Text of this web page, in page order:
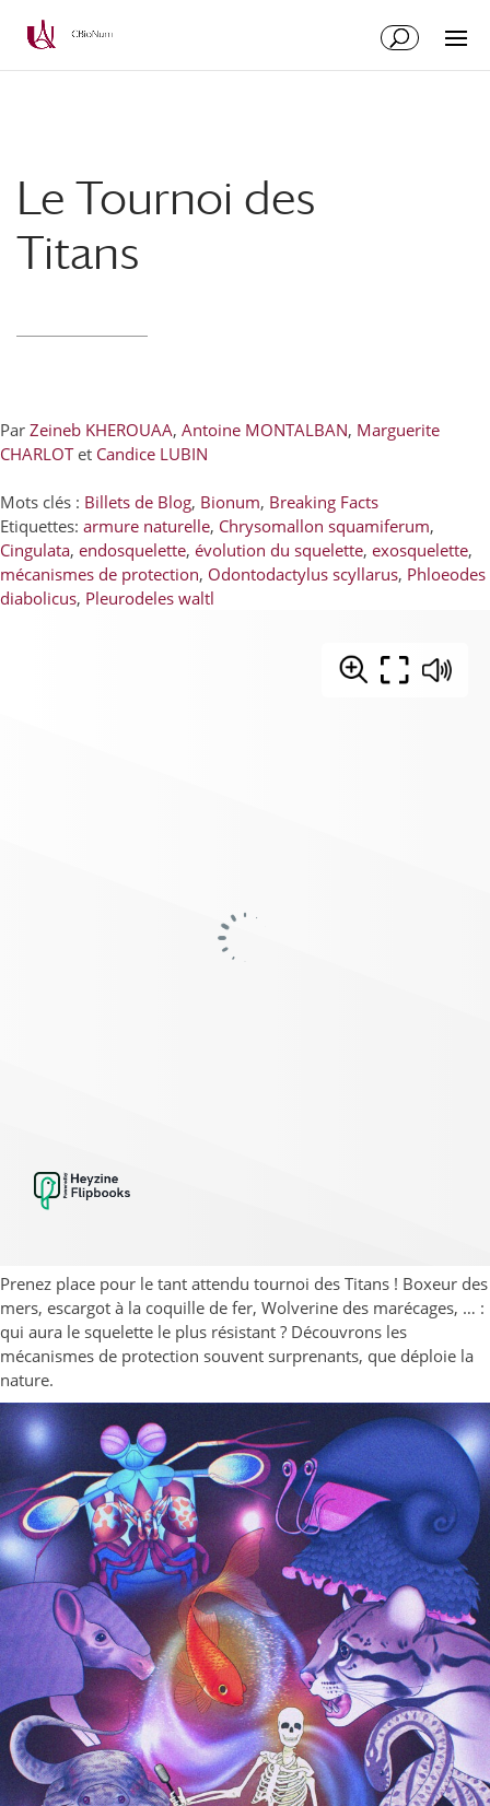
Le Tournoi des
Titans
Par Zeineb KHEROUAA, Antoine MONTALBAN, Marguerite
CHARLOTet Candice LUBIN
Mots clés : Billets de Blog, Bionum, Breaking Facts
Etiquettes: armure naturelle, Chrysomallon squamiferum,
Cingulata, endosquelette, évolution du squelette, exosquelette,
mécanismes de protection, Odontodactylus scyllarus, Phloeodes
diabolicus, Pleurodeles waltl
Prenez place pour le tant attendu tournoi des Titans ! Boxeur des
mers, escargot à la coquille de fer, Wolverine des marécages, … :
qui aura le squelette le plus résistant ? Découvrons les
mécanismes de protection souvent surprenants, que déploie la
nature.